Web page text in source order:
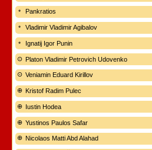
Pankratios
Vladimir Vladimir Agibalov
Ignatij Igor Punin
Platon Vladimir Petrovich Udovenko
Veniamin Eduard Kirillov
Kristof Radim Pulec
Iustin Hodea
Yustinos Paulos Safar
Nicolaos Matti Abd Alahad